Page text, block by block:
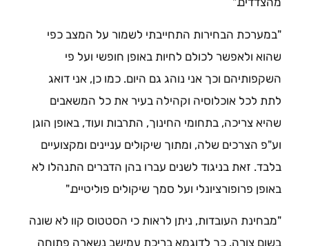
"במערכת הבחירות התחייבתי לשמור על המצב כפי
שהוא ולאפשר לכולם לחיות באופן חופשי ועל פי
השקפותיהם וכך אני נוהג גם היום. כמו כן, אני דואג
לתת לכל אוכלוסיה וקהילה בעיר את כל המשאבים
שהיא צריכה, בתחומי החינוך, התרבות ועוד, באופן הוגן
וע"פ הצרכים שלה, ומתוך שיקולים עניינים ומקצועיים
בלבד. זאת בניגוד לשנים עברו בהן הדברים התנהלו לא
באופן פרופורציונלי ועל סמך שיקולים פוליטיים."
"מבחינת העובדות, ניתן לראות כי הסטטוס קוו לא שונה
בשום צורה. כך לדוגמא בריכת עמישב נשארה פתוחה